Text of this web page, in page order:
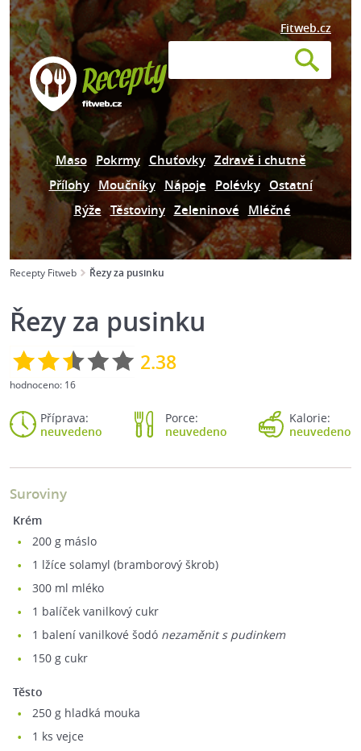
Fitweb.cz
Maso Pokrmy Chuťovky Zdravě i chutně
Přílohy Moučníky Nápoje Polévky Ostatní
Rýže Těstoviny Zeleninové Mléčné
Recepty Fitweb Řezy za pusinku
Řezy za pusinku
2.38
hodnoceno: 16
Příprava:
neuvedeno
Porce:
neuvedeno
Kalorie:
neuvedeno
Suroviny
Krém
200 g máslo
1 lžíce solamyl (bramborový škrob)
300 ml mléko
1 balíček vanilkový cukr
1 balení vanilkové šodó nezaměnit s pudinkem
150 g cukr
Těsto
250 g hladká mouka
1 ks vejce